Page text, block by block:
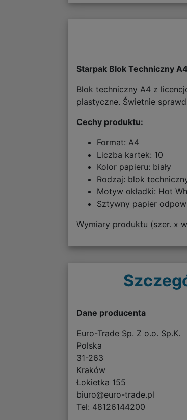
Starpak Blok Techniczny
Blok techniczny A4 z
plastyczne. Świetnie
Cechy produktu:
Format: A4
Liczba kartek: 10
Kolor papieru: biały
Rodzaj: blok
Motyw okładki: Hot
Sztywny papier
Wymiary produktu (szer. x
Dane producenta
Euro-Trade Sp. Z o.o. Sp.K.
Polska
31-263
Kraków
Łokietka 155
biuro@euro-trade.pl
Tel: 48126144200